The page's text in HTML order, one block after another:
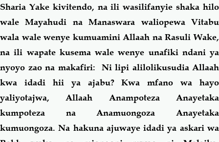
Sharia Yake kivitendo, na ili wasilifanyie shaka hilo
wale Mayahudi na Manaswara waliopewa Vitabu
wala wale wenye kumuamini Allaah na Rasuli Wake,
na ili wapate kusema wale wenye unafiki ndani ya
nyoyo zao na makafiri: Ni lipi alilolikusudia Allaah
kwa idadi hii ya ajabu? Kwa mfano wa hayo
yaliyotajwa, Allaah Anampoteza Anayetaka
kumpoteza na Anamuongoza Anayetaka
kumuongoza. Na hakuna ajuwaye idadi ya askari wa